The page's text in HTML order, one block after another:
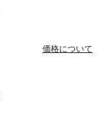
価格について